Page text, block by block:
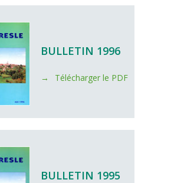
BULLETIN 1996
Télécharger le PDF
BULLETIN 1995